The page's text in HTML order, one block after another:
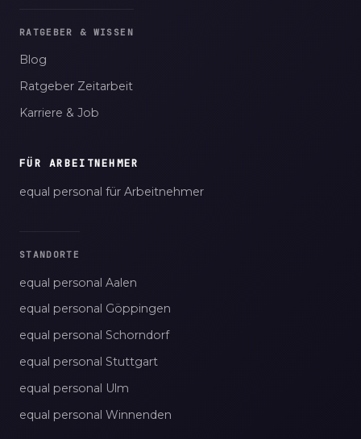
RATGEBER & WISSEN
Blog
Ratgeber Zeitarbeit
Karriere & Job
FÜR ARBEITNEHMER
equal personal für Arbeitnehmer
STANDORTE
equal personal Aalen
equal personal Göppingen
equal personal Schorndorf
equal personal Stuttgart
equal personal Ulm
equal personal Winnenden